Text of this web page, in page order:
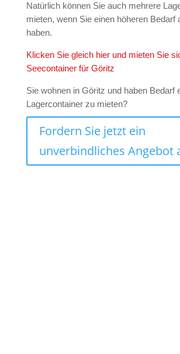
Natürlich können Sie auch mehrere
mieten, wenn Sie einen höheren Bedarf
haben.
Klicken Sie gleich hier und mieten Sie
Seecontainer für Göritz
Sie wohnen in Göritz und haben Bedarf
Lagercontainer zu mieten?
Fordern Sie jetzt ein
unverbindliches Angebot